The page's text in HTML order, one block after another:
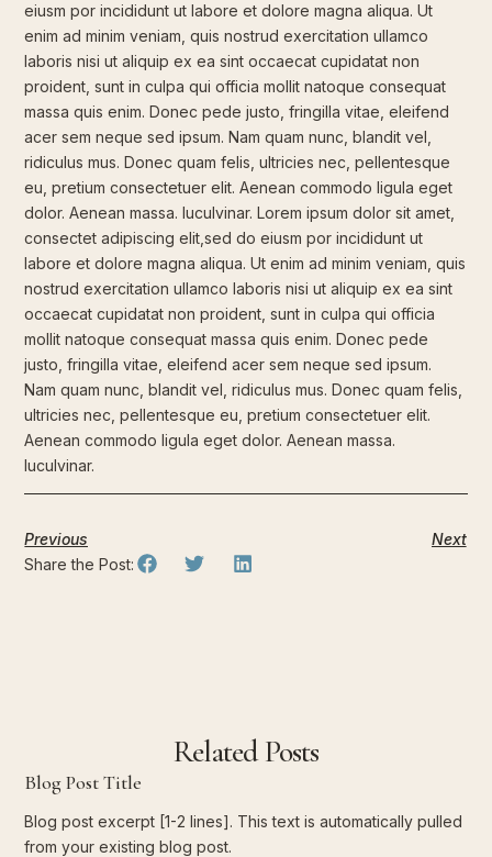
eiusm por incididunt ut labore et dolore magna aliqua. Ut
enim ad minim veniam, quis nostrud exercitation ullamco
laboris nisi ut aliquip ex ea sint occaecat cupidatat non
proident, sunt in culpa qui officia mollit natoque consequat
massa quis enim. Donec pede justo, fringilla vitae, eleifend
acer sem neque sed ipsum. Nam quam nunc, blandit vel,
ridiculus mus. Donec quam felis, ultricies nec, pellentesque
eu, pretium consectetuer elit. Aenean commodo ligula eget
dolor. Aenean massa. luculvinar. Lorem ipsum dolor sit amet,
consectet adipiscing elit,sed do eiusm por incididunt ut
labore et dolore magna aliqua. Ut enim ad minim veniam, quis
nostrud exercitation ullamco laboris nisi ut aliquip ex ea sint
occaecat cupidatat non proident, sunt in culpa qui officia
mollit natoque consequat massa quis enim. Donec pede
justo, fringilla vitae, eleifend acer sem neque sed ipsum.
Nam quam nunc, blandit vel, ridiculus mus. Donec quam felis,
ultricies nec, pellentesque eu, pretium consectetuer elit.
Aenean commodo ligula eget dolor. Aenean massa.
luculvinar.
Previous
Next
Share the Post:
Related Posts
Blog Post Title
Blog post excerpt [1-2 lines]. This text is automatically pulled
from your existing blog post.